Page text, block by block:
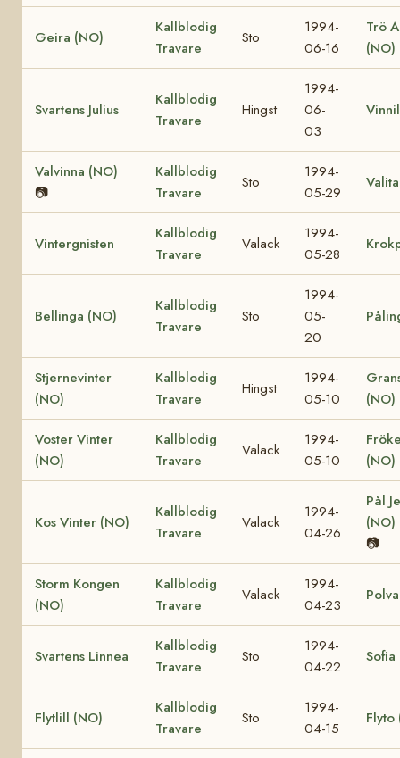
Geira (NO)
Kallblodig
Travare
Sto
1994-
06-16
Trö
(NO)
Svartens Julius
Kallblodig
Travare
Hingst
1994-
06-
03
Valvinna (NO)
📷
Kallblodig
Travare
Sto
1994-
05-29
Vintergnisten
Kallblodig
Travare
Valack
1994-
05-28
Bellinga (NO)
Kallblodig
Travare
Sto
1994-
05-
20
Stjernevinter
(NO)
Kallblodig
Travare
Hingst
1994-
05-10
(NO)
Voster Vinter
(NO)
Kallblodig
Travare
Valack
1994-
05-10
(NO)
Kos Vinter (NO)
Kallblodig
Travare
Valack
1994-
04-26
Pål
(NO)
📷
Storm Kongen
(NO)
Kallblodig
Travare
Valack
1994-
04-23
Svartens Linnea
Kallblodig
Travare
Sto
1994-
04-22
Flytlill (NO)
Kallblodig
Travare
Sto
1994-
04-15
Flyto